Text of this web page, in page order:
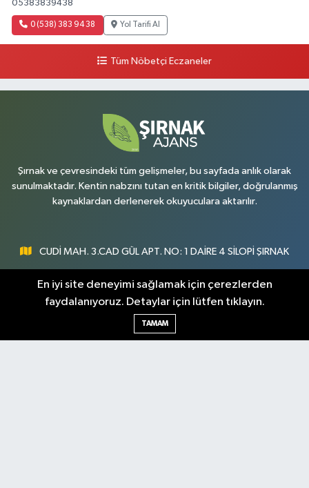
05383839438
0 (538) 383 94 38 Yol Tarifi Al
Tüm Nöbetçi Eczaneler
Şırnak ve çevresindeki tüm gelişmeler, bu sayfada anlık olarak
sunulmaktadır. Kentin nabzını tutan en kritik bilgiler, doğrulanmış
kaynaklardan derlenerek okuyuculara aktarılır.
CUDİ MAH. 3.CAD GÜL APT. NO: 1 DAİRE 4 SİLOPİ ŞIRNAK
0547 300 73 73
[email protected]
En iyi site deneyimi sağlamak için çerezlerden
faydalanıyoruz. Detaylar için lütfen tıklayın.
TAMAM